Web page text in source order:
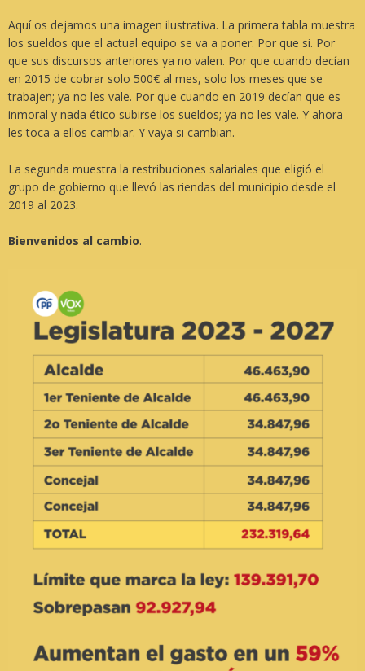
Aquí os dejamos una imagen ilustrativa. La primera tabla muestra
los sueldos que el actual equipo se va a poner. Por que si. Por
que sus discursos anteriores ya no valen. Por que cuando decían
en 2015 de cobrar solo 500€ al mes, solo los meses que se
trabajen; ya no les vale. Por que cuando en 2019 decían que es
inmoral y nada ético subirse los sueldos; ya no les vale. Y ahora
les toca a ellos cambiar. Y vaya si cambian.
La segunda muestra la restribuciones salariales que eligió el
grupo de gobierno que llevó las riendas del municipio desde el
2019 al 2023.
Bienvenidos al cambio.